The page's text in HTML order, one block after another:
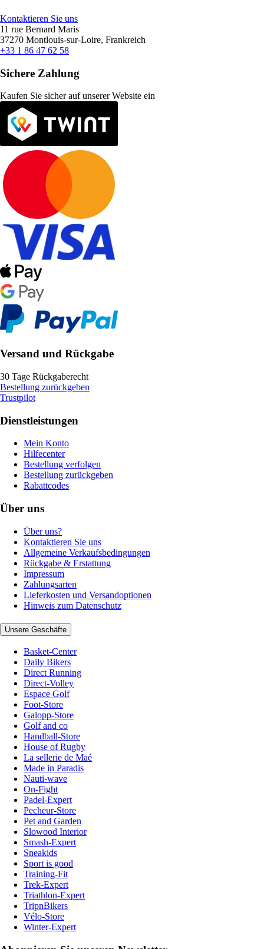
Kontaktieren Sie uns
11 rue Bernard Maris
37270 Montlouis-sur-Loire, Frankreich
+33 1 86 47 62 58
Sichere Zahlung
Kaufen Sie sicher auf unserer Website ein
Versand und Rückgabe
30 Tage Rückgaberecht
Bestellung zurückgeben
Trustpilot
Dienstleistungen
Mein Konto
Hilfecenter
Bestellung verfolgen
Bestellung zurückgeben
Rabattcodes
Über uns
Über uns?
Kontaktieren Sie uns
Allgemeine Verkaufsbedingungen
Rückgabe & Erstattung
Impressum
Zahlungsarten
Lieferkosten und Versandoptionen
Hinweis zum Datenschutz
Unsere Geschäfte
Basket-Center
Daily Bikers
Direct Running
Direct-Volley
Espace Golf
Foot-Store
Galopp-Store
Golf and co
Handball-Store
House of Rugby
La sellerie de Maé
Made in Paradis
Nauti-wave
On-Fight
Padel-Expert
Pecheur-Store
Pet and Garden
Slowood Interior
Smash-Expert
Sneakids
Sport is good
Training-Fit
Trek-Expert
Triathlon-Expert
TripnBikers
Vélo-Store
Winter-Expert